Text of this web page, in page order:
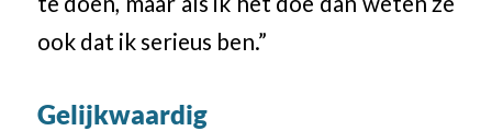
ook dat ik serieus ben.”
Gelijkwaardig